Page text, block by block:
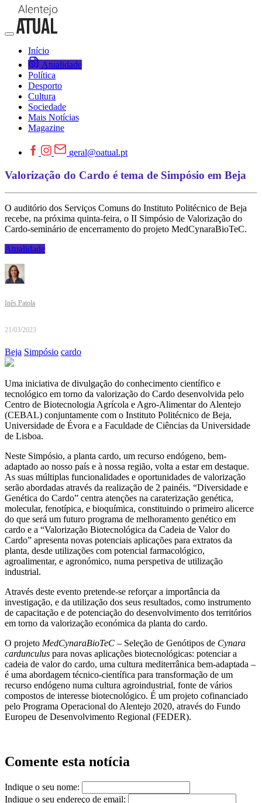
Início
Atualidade
Política
Desporto
Cultura
Sociedade
Mais Notícias
Magazine
geral@oatual.pt
Valorização do Cardo é tema de Simpósio em Beja
O auditório dos Serviços Comuns do Instituto Politécnico de Beja
recebe, na próxima quinta-feira, o II Simpósio de Valorização do
Cardo-seminário de encerramento do projeto MedCynaraBioTeC.
Atualidade
Inês Patola
21/03/2023
Beja Simpósio cardo
Uma iniciativa de divulgação do conhecimento científico e
tecnológico em torno da valorização do Cardo desenvolvida pelo
Centro de Biotecnologia Agrícola e Agro-Alimentar do Alentejo
(CEBAL) conjuntamente com o Instituto Politécnico de Beja,
Universidade de Évora e a Faculdade de Ciências da Universidade
de Lisboa.
Neste Simpósio, a planta cardo, um recurso endógeno, bem-
adaptado ao nosso país e à nossa região, volta a estar em destaque.
As suas múltiplas funcionalidades e oportunidades de valorização
serão abordadas através da realização de 2 painéis. “Diversidade e
Genética do Cardo” centra atenções na caraterização genética,
molecular, fenotípica, e bioquímica, constituindo o primeiro alicerce
do que será um futuro programa de melhoramento genético em
cardo e a “Valorização Biotecnológica da Cadeia de Valor do
Cardo” apresenta novas potenciais aplicações para extratos da
planta, desde utilizações com potencial farmacológico,
agroalimentar, e agronómico, numa perspetiva de utilização
industrial.
Através deste evento pretende-se reforçar a importância da
investigação, e da utilização dos seus resultados, como instrumento
de capacitação e de potenciação do desenvolvimento dos territórios
em torno da valorização económica da planta do cardo.
O projeto MedCynaraBioTeC – Seleção de Genótipos de Cynara
cardunculus para novas aplicações biotecnológicas: potenciar a
cadeia de valor do cardo, uma cultura mediterrânica bem-adaptada –
é uma abordagem técnico-científica para transformação de um
recurso endógeno numa cultura agroindustrial, fonte de vários
compostos de interesse biotecnológico. É um projeto cofinanciado
pelo Programa Operacional do Alentejo 2020, através do Fundo
Europeu de Desenvolvimento Regional (FEDER).
Comente esta notícia
Indique o seu nome:
Indique o seu endereço de email: